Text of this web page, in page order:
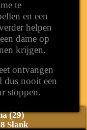
te
en een
helpen
dame op
krijgen.
ontvangen
nooit een
stoppen.
(29)
Slank